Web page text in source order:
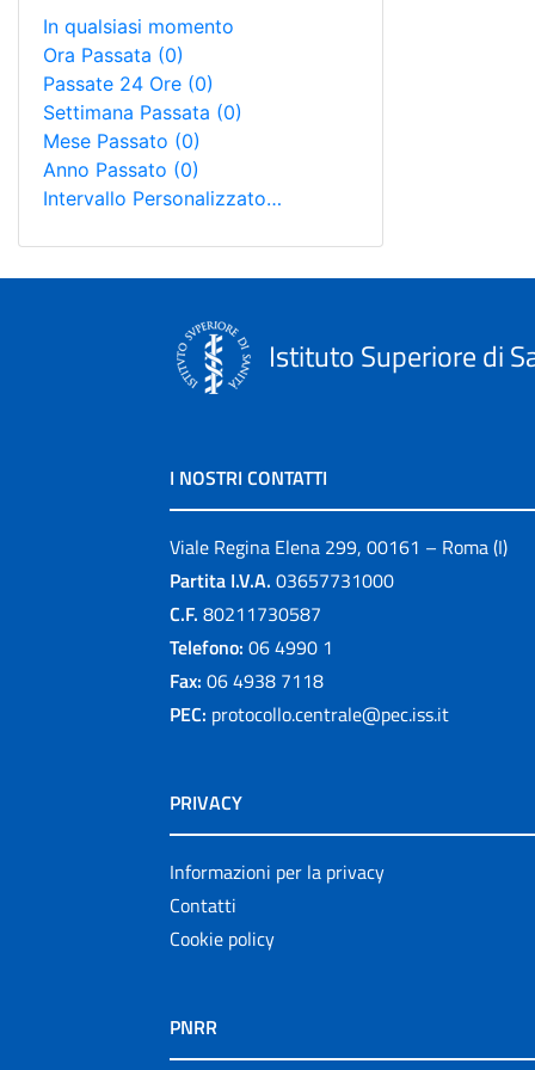
In qualsiasi momento
Ora Passata (0)
Passate 24 Ore (0)
Settimana Passata (0)
Mese Passato (0)
Anno Passato (0)
Intervallo Personalizzato…
Istituto Superiore di
I NOSTRI CONTATTI
Viale Regina Elena 299, 00161 – Roma (I)
Partita I.V.A. 03657731000
C.F. 80211730587
Telefono: 06 4990 1
Fax: 06 4938 7118
PEC: protocollo.centrale@pec.iss.it
PRIVACY
Informazioni per la privacy
Contatti
Cookie policy
PNRR